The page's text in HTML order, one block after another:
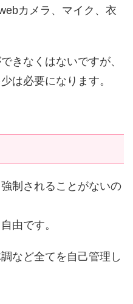
カメラ、マイク、衣
きなくはないですが、
は必要になります。
制されることがないの
由です。
など全てを自己管理し